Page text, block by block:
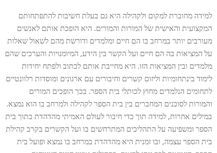
למידה מחוברת למקום ולקהילה היא גם בעלת חשיבות להתפתחותם
המקצועית והאישית של המורות והמורים. היא הופכת אותם לאנשים
מעורבים יותר במרחב בו הם חיים ומלמדים ודורשת מהם לשאול שאלות
על המציאות בה הם חיים ועל הקשר בין הידע, המיומנויות והערכים שהם
מלמדים ובין המציאות הזו. היא מחייבת אותם לכתוב ולפתח יחידות
לימוד בינתחומיות וליזום קשרים וחיבורים עם ארגונים ומוסדות רלוונטיים
לתחומים הנלמדים מחוץ לכותלי בית הספר. בכך הופכים המורים
והמורות לסוכנים המחברים בין בית הספר לקהילה ולמרחב בו הוא נמצא.
במילים אחרות, למידה תוך כדי חיבור לעולם האמיתי מהדהדת בתוך בית
הספר ומשפיעה על התהליכים המתרחשים בו ועל הקשרים בקרב קהילת
בית הספר עצמה, ובו זמנית היא מהדהדת במרחב בו נמצא ופועל בית